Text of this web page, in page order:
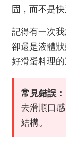
固，而不是快
記得有一次
卻還是液體
好滑蛋料理的
常見錯誤：
去滑順口
結構。